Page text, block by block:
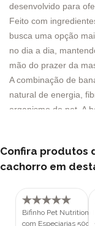
desenvolvido para
Feito com
busca uma opção
no dia a dia,
mão do prazer da
A combinação de
natural de energia,
organismo do pet. A
aveia auxilia na
ingredientes cria um
cães e ao mesmo
preparo, que resulta
ajudando a
Confira produtos
cachorro em
Bifinho Pet Nutrition
com Especiarias 50g